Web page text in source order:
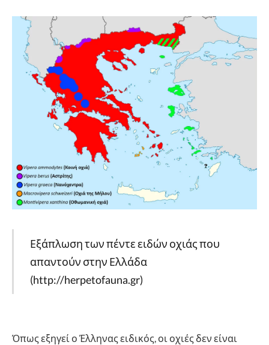
Εξάπλωση των πέντε ειδών οχιάς που
απαντούν στην Ελλάδα
(http://herpetofauna.gr)
Όπως εξηγεί ο Έλληνας ειδικός, οι οχιές δεν είναι